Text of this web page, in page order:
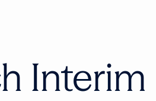
Interim